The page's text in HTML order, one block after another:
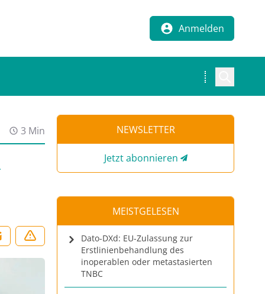
Anmelden
3 Min NEWSLETTER
Jetzt abonnieren
MEISTGELESEN
Dato-DXd: EU-Zulassung zur
Erstlinienbehandlung des
inoperablen oder metastasierten
TNBC